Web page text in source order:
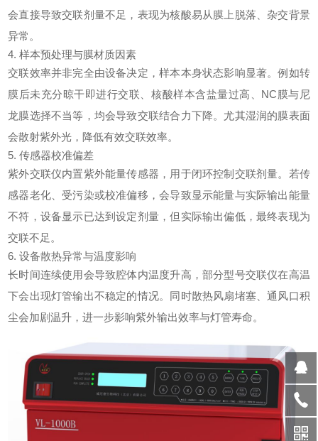
会直接导致交联剂量不足，表现为核酸易从膜上脱落、杂交背景
异常。
4. 样本预处理与膜材质因素
交联效率并非完全由设备决定，样本本身状态影响显著。例如转
膜后未充分晾干即进行交联、核酸样本含盐量过高、NC膜与尼
龙膜选择不当等，均会导致交联结合力下降。尤其湿润的膜表面
会散射紫外光，降低有效交联效率。
5. 传感器校准偏差
紫外交联仪内置紫外能量传感器，用于闭环控制交联剂量。若传
感器老化、受污染或校准偏移，会导致显示能量与实际输出能量
不符，设备显示已达到设定剂量，但实际输出偏低，最终表现为
交联不足。
6. 设备散热异常与温度影响
长时间连续使用会导致腔体内温度升高，部分型号交联仪在高温
下会出现灯管输出不稳定的情况。同时散热风扇堵塞、通风口积
尘会加剧温升，进一步影响紫外输出效率与灯管寿命。